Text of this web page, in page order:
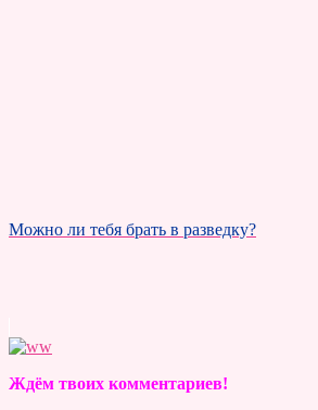
Можно ли тебя брать в разведку?
Ждём твоих комментариев!